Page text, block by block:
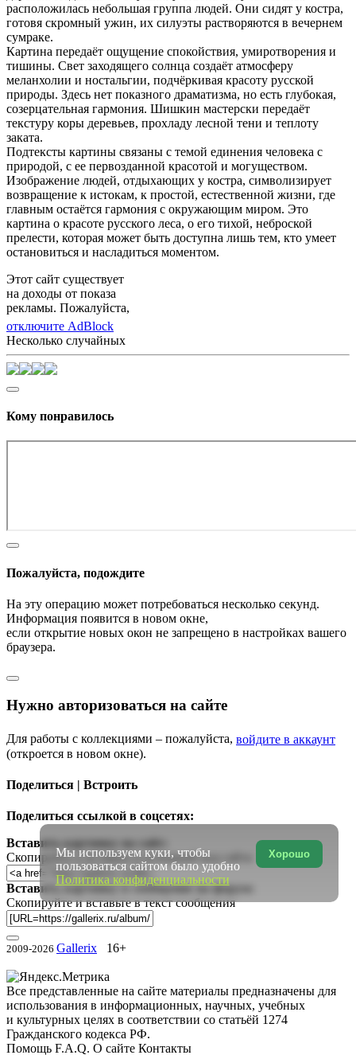
расположилась небольшая группа людей. Они сидят у костра,
готовя скромный ужин, их силуэты растворяются в вечернем
сумраке.
Картина передаёт ощущение спокойствия, умиротворения и
тишины. Свет заходящего солнца создаёт атмосферу
меланхолии и ностальгии, подчёркивая красоту русской
природы. Здесь нет показного драматизма, но есть глубокая,
созерцательная гармония. Шишкин мастерски передаёт
текстуру коры деревьев, прохладу лесной тени и теплоту
заката.
Подтексты картины связаны с темой единения человека с
природой, с ее первозданной красотой и могуществом.
Изображение людей, отдыхающих у костра, символизирует
возвращение к истокам, к простой, естественной жизни, где
главным остаётся гармония с окружающим миром. Это
картина о красоте русского леса, о его тихой, неброской
прелести, которая может быть доступна лишь тем, кто умеет
остановиться и насладиться моментом.
Этот сайт существует
на доходы от показа
рекламы. Пожалуйста,
отключите AdBlock
Несколько случайных
Кому понравилось
Пожалуйста, подождите
На эту операцию может потребоваться несколько секунд.
Информация появится в новом окне,
если открытие новых окон не запрещено в настройках вашего
браузера.
Нужно авторизоваться на сайте
Для работы с коллекциями – пожалуйста, войдите в аккаунт
(откроется в новом окне).
Поделиться | Встроить
Поделиться ссылкой в соцсетях:
Вставить картинку на сайт:
Скопируйте и вставьте в исходный код сайта
Вставить картинку в сообщение на форум:
Скопируйте и вставьте в текст сообщения
2009-2026 Gallerix 16+
Все представленные на сайте материалы предназначены для
использования в информационных, научных, учебных
и культурных целях в соответствии со статьёй 1274
Гражданского кодекса РФ.
Помощь F.A.Q. О сайте Контакты
Хорошо
Мы используем куки, чтобы
пользоваться сайтом было удобно
Политика конфиденциальности